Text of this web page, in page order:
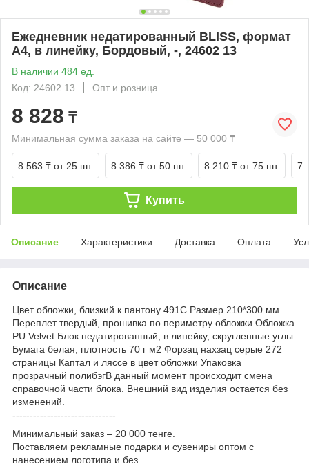
Ежедневник недатированный BLISS, формат
А4, в линейку, Бордовый, -, 24602 13
В наличии 484 ед.
Код: 24602 13
Опт и розница
8 828 ₸
Минимальная сумма заказа на сайте — 50 000 ₸
8 563 ₸ от 25 шт. 8 386 ₸ от 50 шт. 8 210 ₸ от 75 шт. 7
Купить
Описание Характеристики Доставка Оплата
Описание
Цвет обложки, близкий к пантону 491C Размер 210*300 мм
Переплет твердый, прошивка по периметру обложки Обложка
PU Velvet Блок недатированный, в линейку, скругленные углы
Бумага белая, плотность 70 г м2 Форзац нахзац серые 272
страницы Каптал и ляссе в цвет обложки Упаковка
прозрачный полибэгВ данный момент происходит смена
справочной части блока. Внешний вид изделия остается без
изменений.
------------------------------
Минимальный заказ – 20 000 тенге.
Поставляем рекламные подарки и сувениры оптом с
нанесением логотипа и без.